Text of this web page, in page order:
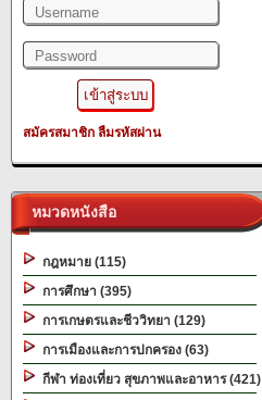
สมัครสมาชิก ลืมรหัสผ่าน
หมวดหนังสือ
กฎหมาย (115)
การศึกษา (395)
การเกษตรและชีววิทยา (129)
การเมืองและการปกครอง (63)
กีฬา ท่องเที่ยว สุขภาพและอาหาร (421)